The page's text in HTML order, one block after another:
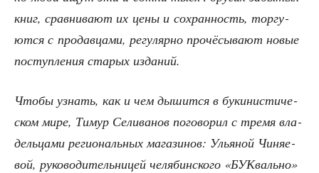
книг, срав­ни­ва­ют их цены и сохран­ность, тор­гу­
ют­ся с про­дав­ца­ми, регу­ляр­но про­чё­сы­ва­ют новые
поступ­ле­ния ста­рых изданий.
Что­бы узнать, как и чем дышит­ся в буки­ни­сти­че­
ском мире, Тимур Сели­ва­нов пого­во­рил с тре­мя вла­
дель­ца­ми реги­о­наль­ных мага­зи­нов: Улья­ной Чиня­е­
вой, руко­во­ди­тель­ни­цей челя­бин­ско­го «БУК­валь­но»